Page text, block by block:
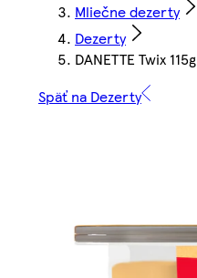
Mliečne dezerty
Dezerty
DANETTE Twix 115g
Späť na Dezerty